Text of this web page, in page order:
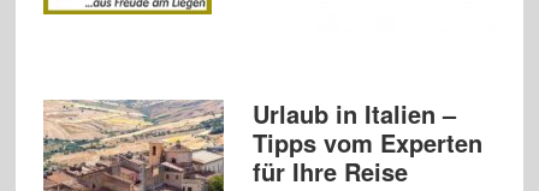
Urlaub in Italien –
Tipps vom Experten
für Ihre Reise